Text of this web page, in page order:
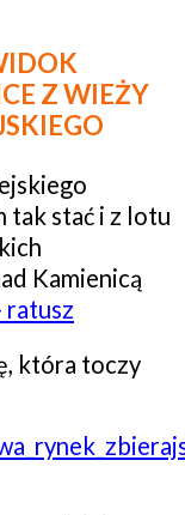
Z WIEŻY
tak stać i z lotu
Kamienicą
która toczy